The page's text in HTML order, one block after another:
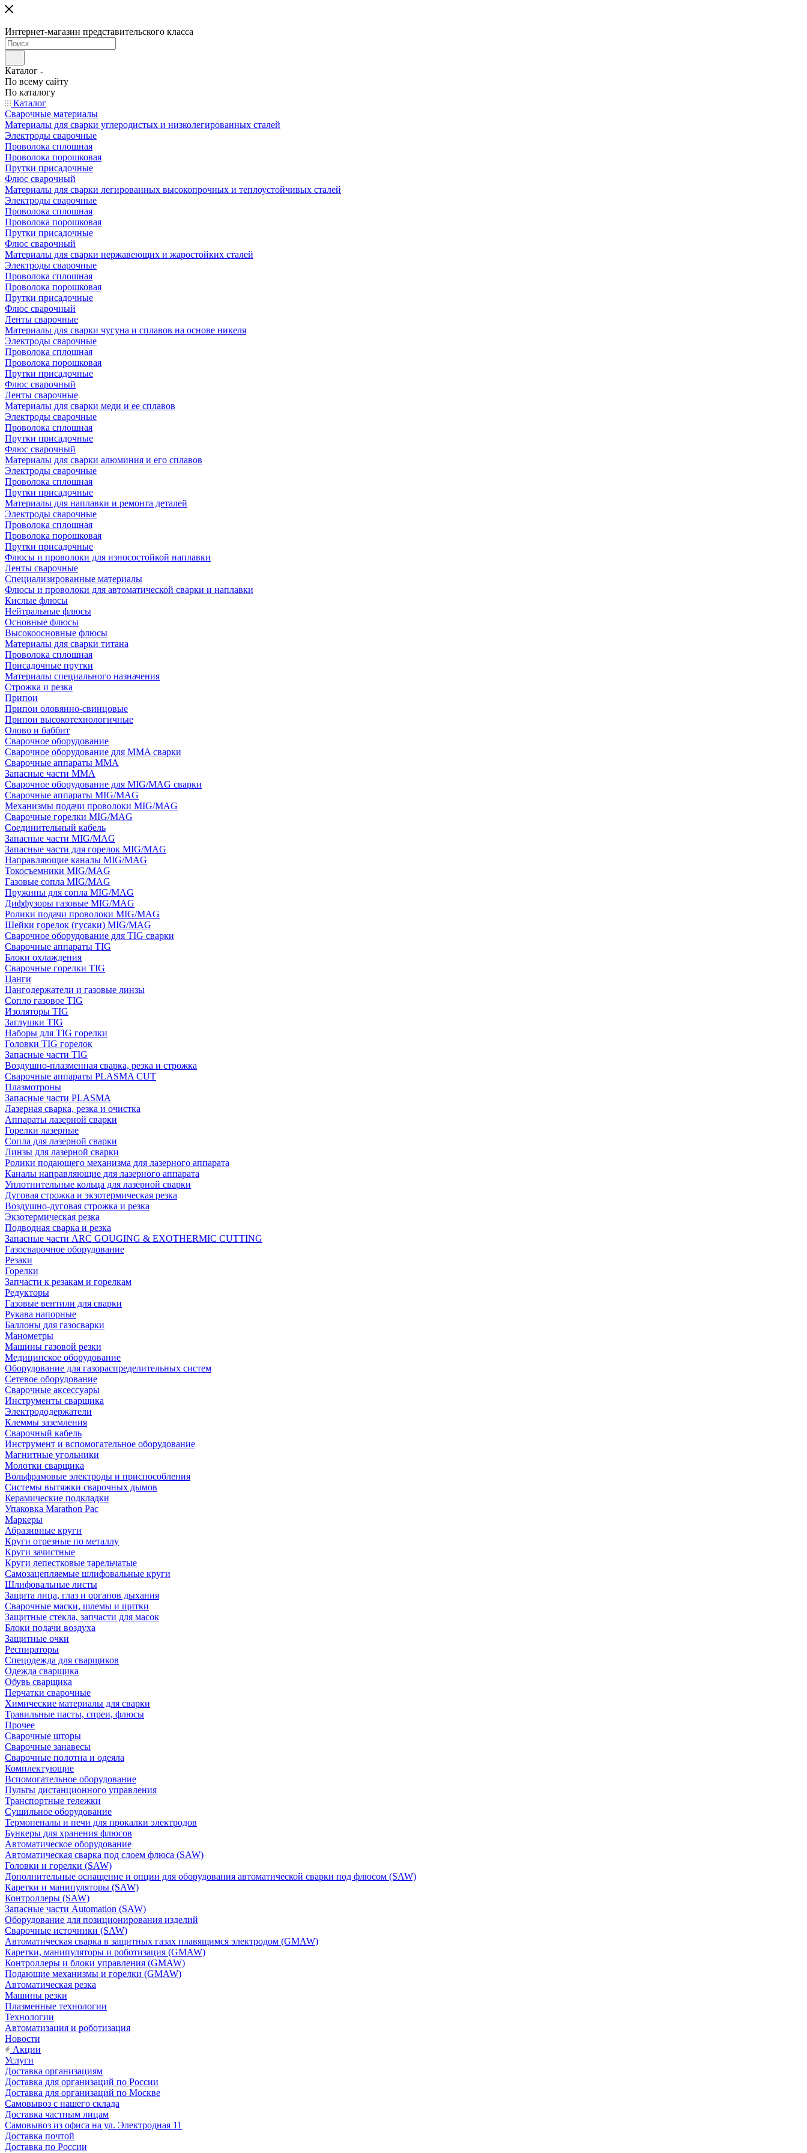
Интернет-магазин представительского класса
Каталог
По всему сайту
По каталогу
Каталог
Сварочные материалы
Материалы для сварки углеродистых и низколегированных сталей
Электроды сварочные
Проволока сплошная
Проволока порошковая
Прутки присадочные
Флюс сварочный
Материалы для сварки легированных высокопрочных и теплоустойчивых сталей
Электроды сварочные
Проволока сплошная
Проволока порошковая
Прутки присадочные
Флюс сварочный
Материалы для сварки нержавеющих и жаростойких сталей
Электроды сварочные
Проволока сплошная
Проволока порошковая
Прутки присадочные
Флюс сварочный
Ленты сварочные
Материалы для сварки чугуна и сплавов на основе никеля
Электроды сварочные
Проволока сплошная
Проволока порошковая
Прутки присадочные
Флюс сварочный
Ленты сварочные
Материалы для сварки меди и ее сплавов
Электроды сварочные
Проволока сплошная
Прутки присадочные
Флюс сварочный
Материалы для сварки алюминия и его сплавов
Электроды сварочные
Проволока сплошная
Прутки присадочные
Материалы для наплавки и ремонта деталей
Электроды сварочные
Проволока сплошная
Проволока порошковая
Прутки присадочные
Флюсы и проволоки для износостойкой наплавки
Ленты сварочные
Специализированные материалы
Флюсы и проволоки для автоматической сварки и наплавки
Кислые флюсы
Нейтральные флюсы
Основные флюсы
Высокоосновные флюсы
Материалы для сварки титана
Проволока сплошная
Присадочные прутки
Материалы специального назначения
Строжка и резка
Припои
Припои оловянно-свинцовые
Припои высокотехнологичные
Олово и баббит
Сварочное оборудование
Сварочное оборудование для MMA сварки
Сварочные аппараты MMA
Запасные части MMA
Сварочное оборудование для MIG/MAG сварки
Сварочные аппараты MIG/MAG
Механизмы подачи проволоки MIG/MAG
Сварочные горелки MIG/MAG
Соединительный кабель
Запасные части MIG/MAG
Запасные части для горелок MIG/MAG
Направляющие каналы MIG/MAG
Токосъемники MIG/MAG
Газовые сопла MIG/MAG
Пружины для сопла MIG/MAG
Диффузоры газовые MIG/MAG
Ролики подачи проволоки MIG/MAG
Шейки горелок (гусаки) MIG/MAG
Сварочное оборудование для TIG сварки
Сварочные аппараты TIG
Блоки охлаждения
Сварочные горелки TIG
Цанги
Цангодержатели и газовые линзы
Сопло газовое TIG
Изоляторы TIG
Заглушки TIG
Наборы для TIG горелки
Головки TIG горелок
Запасные части TIG
Воздушно-плазменная сварка, резка и строжка
Сварочные аппараты PLASMA CUT
Плазмотроны
Запасные части PLASMA
Лазерная сварка, резка и очистка
Аппараты лазерной сварки
Горелки лазерные
Сопла для лазерной сварки
Линзы для лазерной сварки
Ролики подающего механизма для лазерного аппарата
Каналы направляющие для лазерного аппарата
Уплотнительные кольца для лазерной сварки
Дуговая строжка и экзотермическая резка
Воздушно-дуговая строжка и резка
Экзотермическая резка
Подводная сварка и резка
Запасные части ARC GOUGING & EXOTHERMIC CUTTING
Газосварочное оборудование
Резаки
Горелки
Запчасти к резакам и горелкам
Редукторы
Газовые вентили для сварки
Рукава напорные
Баллоны для газосварки
Манометры
Машины газовой резки
Медицинское оборудование
Оборудование для газораспределительных систем
Сетевое оборудование
Сварочные аксессуары
Инструменты сварщика
Электрододержатели
Клеммы заземления
Сварочный кабель
Инструмент и вспомогательное оборудование
Магнитные угольники
Молотки сварщика
Вольфрамовые электроды и приспособления
Системы вытяжки сварочных дымов
Керамические подкладки
Упаковка Marathon Pac
Маркеры
Абразивные круги
Круги отрезные по металлу
Круги зачистные
Круги лепестковые тарельчатые
Самозацепляемые шлифовальные круги
Шлифовальные листы
Защита лица, глаз и органов дыхания
Сварочные маски, шлемы и щитки
Защитные стекла, запчасти для масок
Блоки подачи воздуха
Защитные очки
Респираторы
Спецодежда для сварщиков
Одежда сварщика
Обувь сварщика
Перчатки сварочные
Химические материалы для сварки
Травильные пасты, спреи, флюсы
Прочее
Сварочные шторы
Сварочные занавесы
Сварочные полотна и одеяла
Комплектующие
Вспомогательное оборудование
Пульты дистанционного управления
Транспортные тележки
Сушильное оборудование
Термопеналы и печи для прокалки электродов
Бункеры для хранения флюсов
Автоматическое оборудование
Автоматическая сварка под слоем флюса (SAW)
Головки и горелки (SAW)
Дополнительные оснащение и опции для оборудования автоматической сварки под флюсом (SAW)
Каретки и манипуляторы (SAW)
Контроллеры (SAW)
Запасные части Automation (SAW)
Оборудование для позиционирования изделий
Сварочные источники (SAW)
Автоматическая сварка в защитных газах плавящимся электродом (GMAW)
Каретки, манипуляторы и роботизация (GMAW)
Контроллеры и блоки управления (GMAW)
Подающие механизмы и горелки (GMAW)
Автоматическая резка
Машины резки
Плазменные технологии
Технологии
Автоматизация и роботизация
Новости
Акции
Услуги
Доставка организациям
Доставка для организаций по России
Доставка для организаций по Москве
Самовывоз с нашего склада
Доставка частным лицам
Самовывоз из офиса на ул. Электродная 11
Доставка почтой
Доставка по России